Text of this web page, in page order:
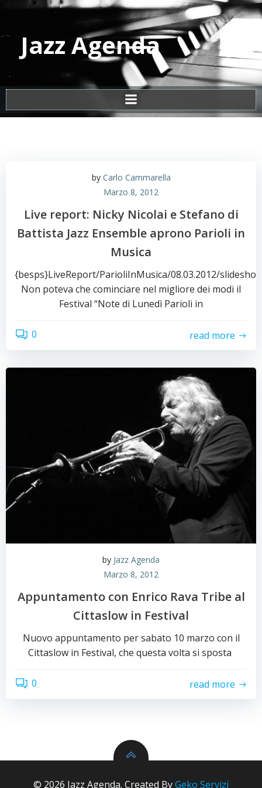
Vai
al
contenuto
Jazz Agenda
by Carlo Cammarella
Marzo 8, 2012
Live report: Nicky Nicolai e Stefano di
Battista Jazz Ensemble aprono Parioli in
Musica
{besps}LiveReport/ParioliInMusica/08.03.2012/
Non poteva che cominciare nel migliore dei modi il
Festival “Note di Lunedì Parioli in
0 read more
by Jazz Agenda
Marzo 8, 2012
Appuntamento con Enrico Rava Tribe al
Cittaslow in Festival
Nuovo appuntamento per sabato 10 marzo con il
Cittaslow in Festival, che questa volta si sposta
0 read more
© 2026 Jazz Agenda. Created ByGeko Servizi